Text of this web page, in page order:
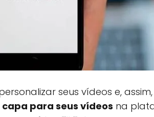
seus vídeos e,
para seus vídeos na